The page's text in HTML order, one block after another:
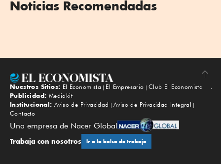
Noticias Recomendadas
Subir
Nuestros Sitios: El Economista El Empresario
Club El Economista
Publicidad: Mediakit
Institucional: Aviso de Privacidad
Aviso de Privacidad Integral
Contacto
Una empresa de Nacer Global
Trabaja con nosotros Ir a la bolsa de trabajo